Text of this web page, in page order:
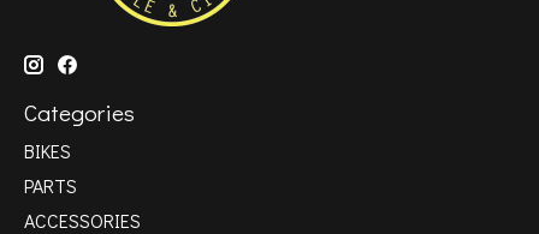
Categories
BIKES
PARTS
ACCESSORIES